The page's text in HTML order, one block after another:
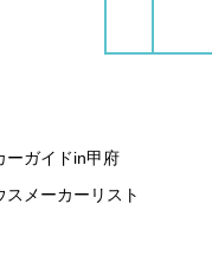
ーガイドin甲府
メーカーリスト